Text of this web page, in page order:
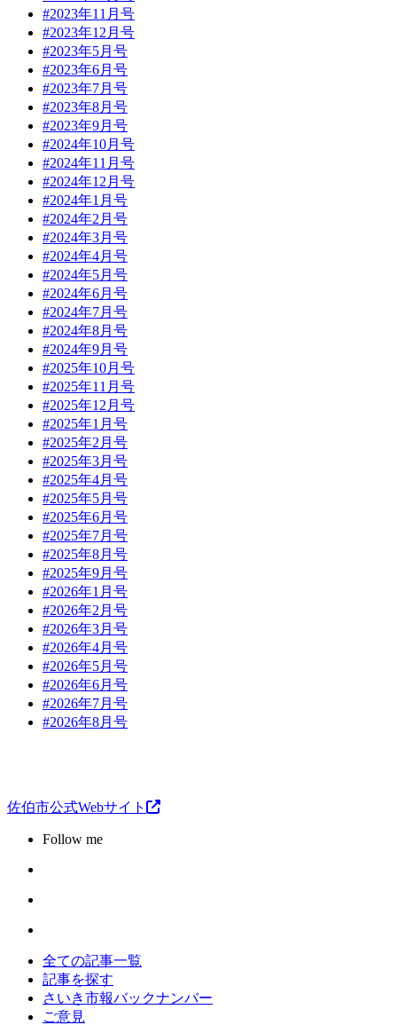
#2023年11月号
#2023年12月号
#2023年5月号
#2023年6月号
#2023年7月号
#2023年8月号
#2023年9月号
#2024年10月号
#2024年11月号
#2024年12月号
#2024年1月号
#2024年2月号
#2024年3月号
#2024年4月号
#2024年5月号
#2024年6月号
#2024年7月号
#2024年8月号
#2024年9月号
#2025年10月号
#2025年11月号
#2025年12月号
#2025年1月号
#2025年2月号
#2025年3月号
#2025年4月号
#2025年5月号
#2025年6月号
#2025年7月号
#2025年8月号
#2025年9月号
#2026年1月号
#2026年2月号
#2026年3月号
#2026年4月号
#2026年5月号
#2026年6月号
#2026年7月号
#2026年8月号
佐伯市公式Webサイト
Follow me
全ての記事一覧
記事を探す
さいき市報バックナンバー
ご意見